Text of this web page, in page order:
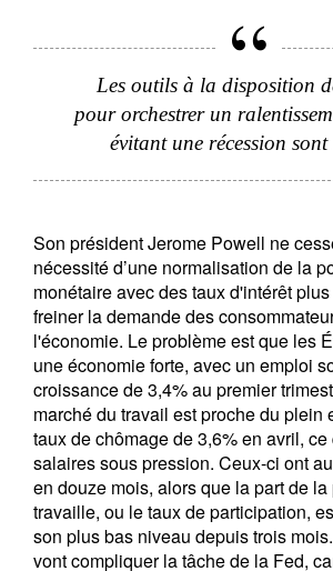
Les outils à la disposition
pour orchestrer un
évitant une récession
Son président Jerome Powell ne
nécessité d’une normalisation de la
monétaire avec des taux d'intérêt
freiner la demande des
l'économie. Le problème est que les
une économie forte, avec un emploi
croissance de 3,4% au premier
marché du travail est proche du plein
taux de chômage de 3,6% en avril,
salaires sous pression. Ceux-ci ont
en douze mois, alors que la part de
travaille, ou le taux de participation,
son plus bas niveau depuis trois
vont compliquer la tâche de la Fed,